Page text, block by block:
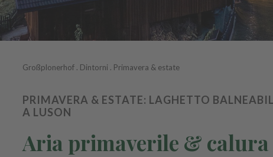
Großplonerhof . Dintorni . Primavera & estate
PRIMAVERA & ESTATE: LAGHETTO
A LUSON
Aria primaverile &